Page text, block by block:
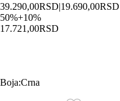
39.290,00RSD|19.690,00RSD
50%+10%
17.721,00RSD
Boja:Crna